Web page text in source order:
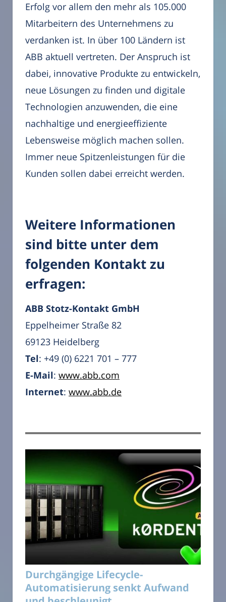
Erfolg vor allem den mehr als 105.000
Mitarbeitern des Unternehmens zu
verdanken ist. In über 100 Ländern ist
ABB aktuell vertreten. Der Anspruch ist
dabei, innovative Produkte zu entwickeln,
neue Lösungen zu finden und digitale
Technologien anzuwenden, die eine
nachhaltige und energieeffiziente
Lebensweise möglich machen sollen.
Immer neue Spitzenleistungen für die
Kunden sollen dabei erreicht werden.
Weitere Informationen
sind bitte unter dem
folgenden Kontakt zu
erfragen:
ABB Stotz-Kontakt GmbH
Eppelheimer Straße 82
69123 Heidelberg
Tel: +49 (0) 6221 701 – 777
E-Mail: www.abb.com
Internet: www.abb.de
Durchgängige Lifecycle-
Automatisierung senkt Aufwand